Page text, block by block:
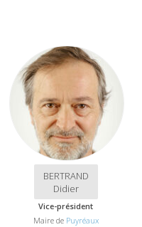
BERTRAND
Didier
Vice-président
Maire de Puyréaux